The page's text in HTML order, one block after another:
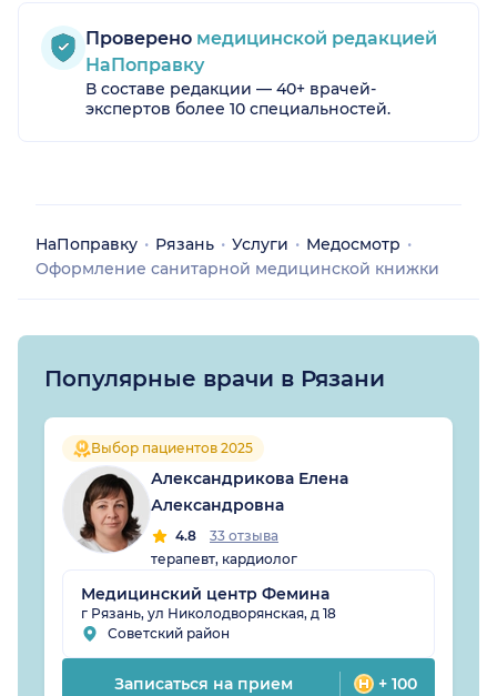
Проверено медицинской редакцией
НаПоправку
В составе редакции — 40+ врачей-
экспертов более 10 специальностей.
НаПоправку Рязань Услуги
Медосмотр
Оформление санитарной медицинской книжки
Популярные врачи в Рязани
Выбор пациентов 2025
Александрикова Елена
Александровна
4.8
33 отзыва
терапевт, кардиолог
Медицинский центр Фемина
г Рязань, ул Николодворянская, д 18
Советский район
Записаться на прием + 100